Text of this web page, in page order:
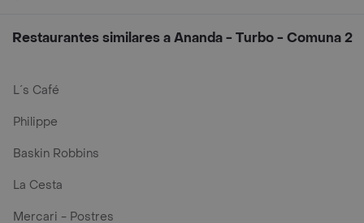
Restaurantes similares a Ananda - Turbo - Comuna 2
L´s Café
Philippe
Baskin Robbins
La Cesta
Mercari - Postres